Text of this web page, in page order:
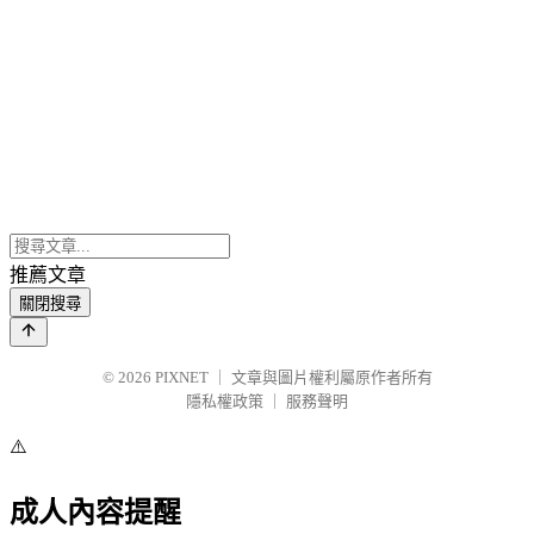
推薦文章
關閉搜尋
© 2026 PIXNET
文章與圖片權利屬原作者所有
隱私權政策
服務聲明
⚠️
成人內容提醒